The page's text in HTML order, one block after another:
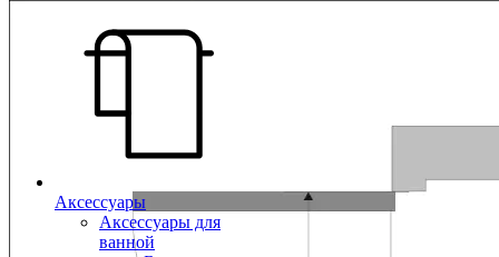
Аксессуары
Аксессуары для
ванной